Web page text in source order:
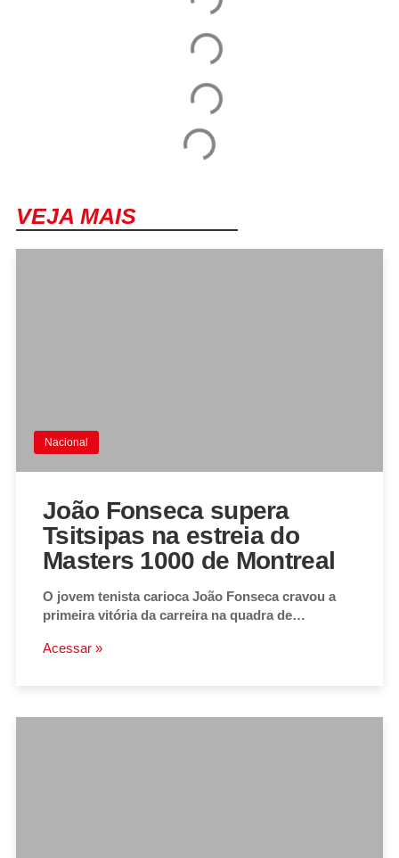
VEJA MAIS
Nacional
João Fonseca supera
Tsitsipas na estreia do
Masters 1000 de Montreal
O jovem tenista carioca João Fonseca cravou a
primeira vitória da carreira na quadra de…
Acessar »